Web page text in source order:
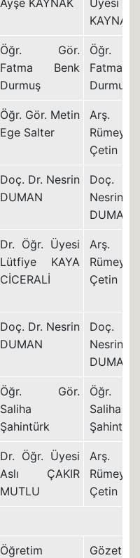
KAYNAK
Öğr. Gör.
Fatma Benk
Durmuş
Öğr.
Fatma
Durmuş
Öğr. Gör. Metin
Ege Salter
Arş.
Rümeysa
Çetin
Doç. Dr. Nesrin
DUMAN
Doç.
Nesrin
DUMAN
Dr. Öğr. Üyesi
Lütfiye KAYA
CİCERALİ
Arş.
Rümeysa
Çetin
Doç. Dr. Nesrin
DUMAN
Doç.
Nesrin
DUMAN
Öğr. Gör.
Saliha
Şahintürk
Öğr.
Saliha
Şahintürk
Dr. Öğr. Üyesi
Aslı ÇAKIR
MUTLU
Arş.
Rümeysa
Çetin
Öğretim